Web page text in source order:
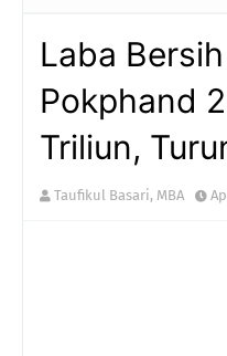
Laba
Pokphand
Triliun,
Taufikul Basari, MBA